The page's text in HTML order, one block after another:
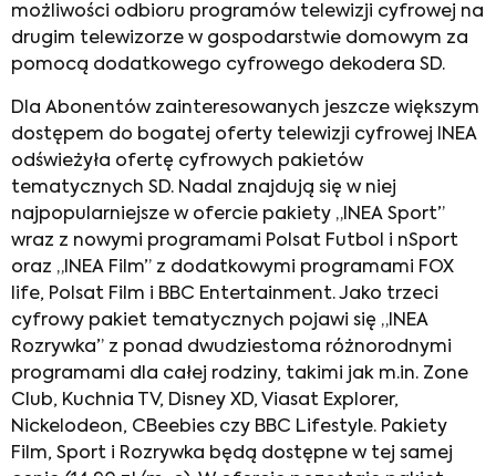
możliwości odbioru programów telewizji cyfrowej na
drugim telewizorze w gospodarstwie domowym za
pomocą dodatkowego cyfrowego dekodera SD.
Dla Abonentów zainteresowanych jeszcze większym
dostępem do bogatej oferty telewizji cyfrowej INEA
odświeżyła ofertę cyfrowych pakietów
tematycznych SD. Nadal znajdują się w niej
najpopularniejsze w ofercie pakiety „INEA Sport”
wraz z nowymi programami Polsat Futbol i nSport
oraz „INEA Film” z dodatkowymi programami FOX
life, Polsat Film i BBC Entertainment. Jako trzeci
cyfrowy pakiet tematycznych pojawi się „INEA
Rozrywka” z ponad dwudziestoma różnorodnymi
programami dla całej rodziny, takimi jak m.in. Zone
Club, Kuchnia TV, Disney XD, Viasat Explorer,
Nickelodeon, CBeebies czy BBC Lifestyle. Pakiety
Film, Sport i Rozrywka będą dostępne w tej samej